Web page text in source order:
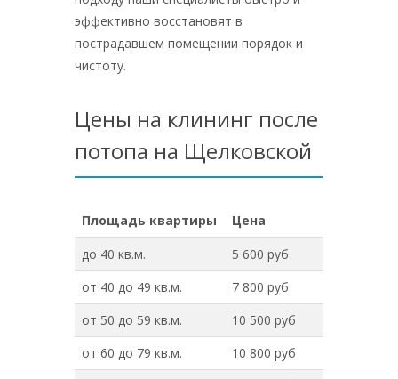
эффективно восстановят в
пострадавшем помещении порядок и
чистоту.
Цены на клининг после
потопа на Щелковской
Площадь квартиры
Цена
до 40 кв.м.
5 600 руб
от 40 до 49 кв.м.
7 800 руб
от 50 до 59 кв.м.
10 500 руб
от 60 до 79 кв.м.
10 800 руб